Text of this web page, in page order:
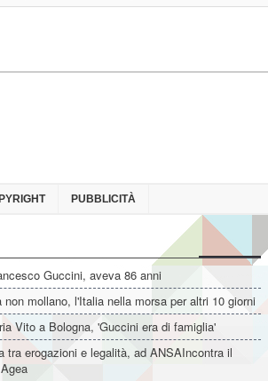
PUBBLICITÀ
Guccini, aveva 86 anni
non mollano, l'Italia nella morsa per altri 10 giorni
Vito a Bologna, 'Guccini era di famiglia'
tra erogazioni e legalità, ad ANSAIncontra il